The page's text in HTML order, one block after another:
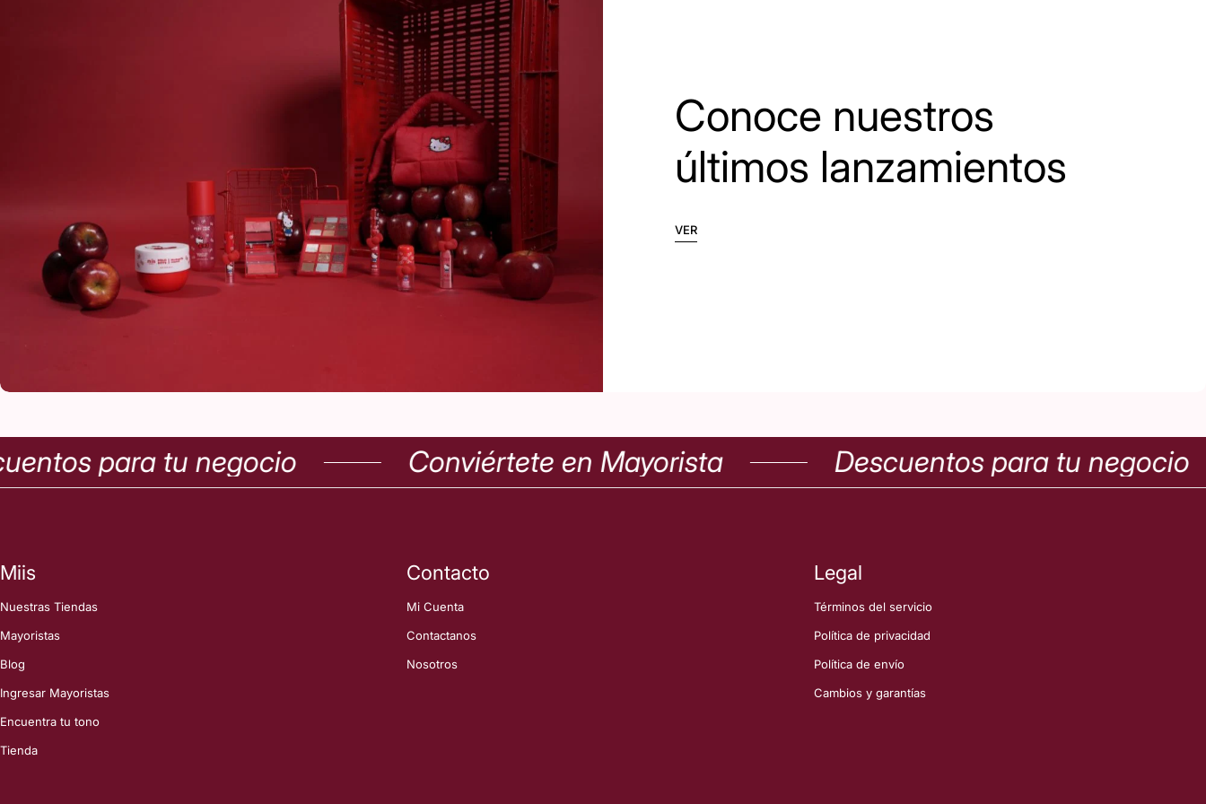
Conoce nuestros
últimos lanzamientos
VER
para tu negocio Conviértete en Mayorista Descuentos para tu negocio
Miis
Nuestras Tiendas
Mayoristas
Blog
Ingresar Mayoristas
Encuentra tu tono
Tienda
Contacto
Mi Cuenta
Contactanos
Nosotros
Legal
Términos del servicio
Política de privacidad
Política de envío
Cambios y garantías